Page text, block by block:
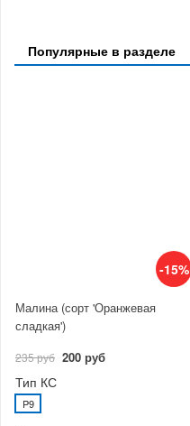
Популярные в разделе
-15%
Малина (сорт 'Оранжевая
сладкая')
235 руб 200 руб
Тип КС
P9